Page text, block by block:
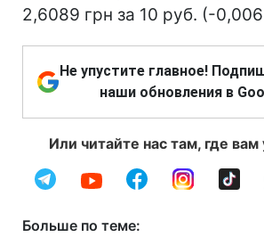
2,6089 грн за 10 руб. (-
Не упустите главное!
наши обновления в
Или читайте нас там, где вам
Больше по теме: